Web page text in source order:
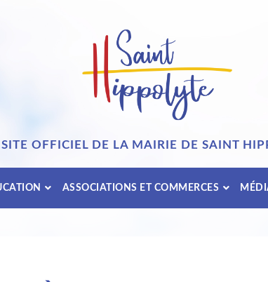
SITE OFFICIEL DE LA MAIRIE DE SAINT
ASSOCIATIONS ET COMMERCES